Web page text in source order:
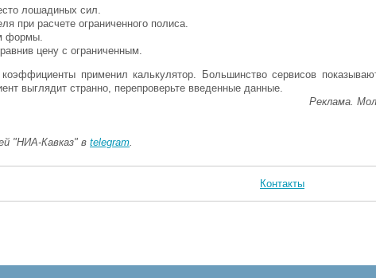
лошадиных сил.
при расчете ограниченного полиса.
формы.
цену с ограниченным.
коэффициенты применил калькулятор. Большинство сервисов
выглядит странно, перепроверьте введенные данные.
Реклама.
"НИА-Кавказ" в telegram.
Контакты